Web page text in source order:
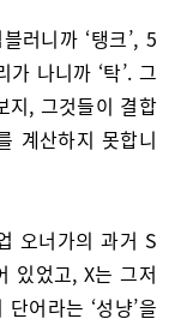
러니까 ‘탱크’, 5
나니까 ‘탁’. 그
지, 그것들이 결합
계산하지 못합니
오너가의 과거 S
있었고, X는 그저
어라는 ‘성냥’을